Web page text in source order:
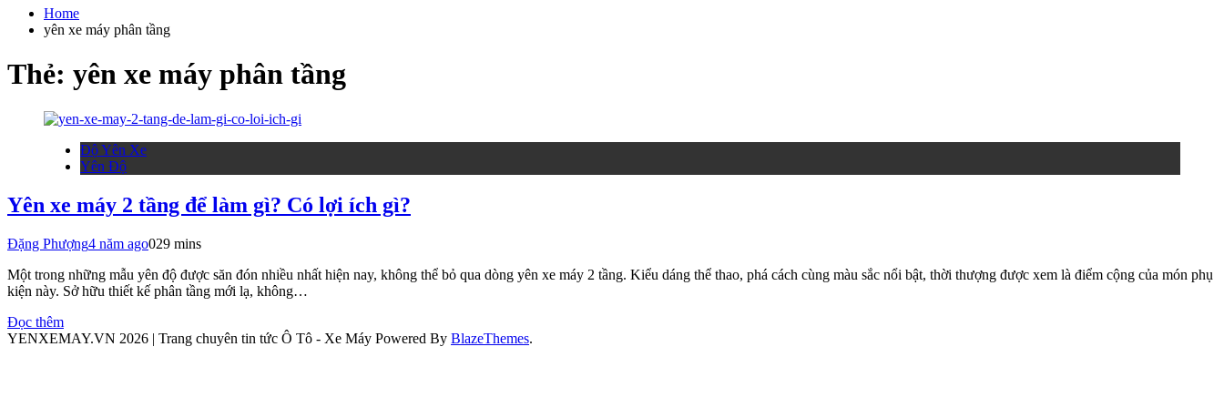
cho:
Home
yên xe máy phân tầng
Thẻ: yên xe máy phân tầng
Độ Yên Xe
Yên Độ
Yên xe máy 2 tầng để làm gì? Có lợi ích gì?
Đặng Phượng4 năm ago029 mins
Một trong những mẫu yên độ được săn đón nhiều nhất hiện nay, không thể bỏ qua dòng yên xe máy 2 tầng. Kiểu dáng thể thao, phá cách cùng màu sắc nổi bật, thời thượng được xem là điểm cộng của món phụ
kiện này. Sở hữu thiết kế phân tầng mới lạ, không…
Đọc thêm
YENXEMAY.VN 2026 | Trang chuyên tin tức Ô Tô - Xe Máy Powered By BlazeThemes.